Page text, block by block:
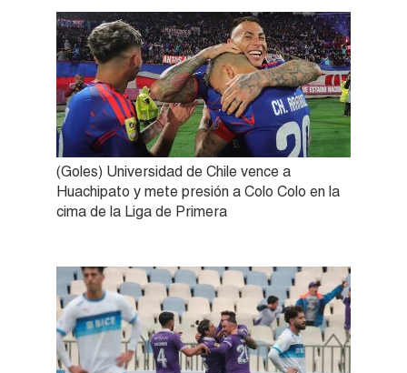
(Goles) Universidad de Chile vence a
Huachipato y mete presión a Colo Colo en la
cima de la Liga de Primera